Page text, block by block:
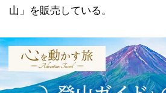
山」を販売している。